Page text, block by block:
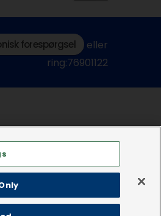
forespørgsel
eller
ring:76901122